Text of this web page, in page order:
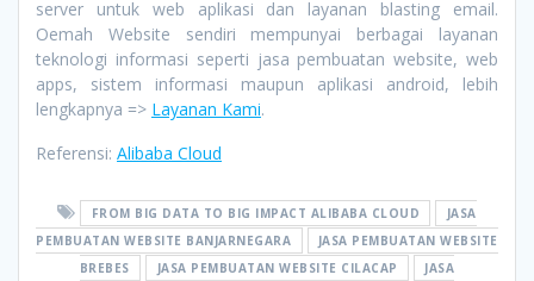
server untuk web aplikasi dan layanan blasting email.
Oemah Website sendiri mempunyai berbagai layanan
teknologi informasi seperti jasa pembuatan website, web
apps, sistem informasi maupun aplikasi android, lebih
lengkapnya => Layanan Kami.
Referensi: Alibaba Cloud
FROM BIG DATA TO BIG IMPACT ALIBABA CLOUD
JASA
PEMBUATAN WEBSITE BANJARNEGARA
JASA PEMBUATAN WEBSITE
BREBES
JASA PEMBUATAN WEBSITE CILACAP
JASA